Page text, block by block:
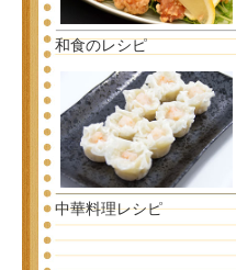
和食のレシピ
中華料理レシピ